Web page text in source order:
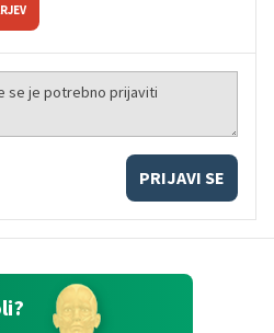
PRIJAVI SE